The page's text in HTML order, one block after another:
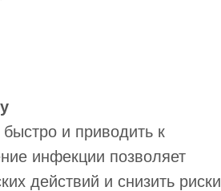
и приводить к
инфекции позволяет
действий и снизить риски